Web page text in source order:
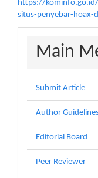
https://
situs-penyebar-hoax-
menu
Main
Submit Article
Author
Editorial Board
Peer Reviewer